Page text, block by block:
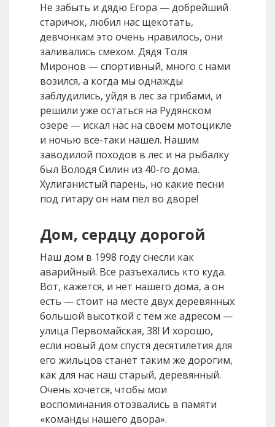
Не забыть и дядю Егора — добрейший
старичок, любил нас щекотать,
девчонкам это очень нравилось, они
заливались смехом. Дядя Толя
Миронов — спортивный, много с нами
возился, а когда мы однажды
заблудились, уйдя в лес за грибами, и
решили уже остаться на Рудянском
озере — искал нас на своем мотоцикле
и ночью все-таки нашел. Нашим
заводилой походов в лес и на рыбалку
был Володя Силин из 40-го дома.
Хулиганистый парень, но какие песни
под гитару он нам пел во дворе!
Дом, сердцу дорогой
Наш дом в 1998 году снесли как
аварийный. Все разъехались кто куда.
Вот, кажется, и нет нашего дома, а он
есть — стоит на месте двух деревянных
большой высоткой с тем же адресом —
улица Первомайская, 38! И хорошо,
если новый дом спустя десятилетия для
его жильцов станет таким же дорогим,
как для нас наш старый, деревянный.
Очень хочется, чтобы мои
воспоминания отозвались в памяти
«команды нашего двора».